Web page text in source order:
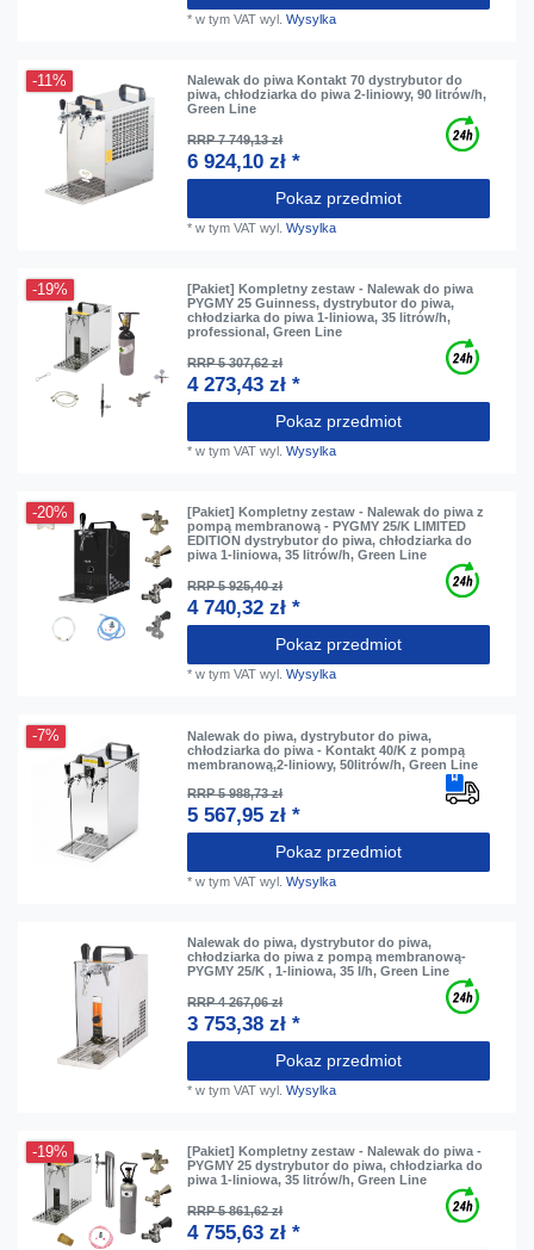
*w tym VAT wyl.Wysylka
-11%
Nalewak do piwa Kontakt 70 dystrybutor do
piwa, chłodziarka do piwa 2-liniowy, 90 litrów/h,
Green Line
RRP 7 749,13 zł
6 924,10 zł *
Pokaz przedmiot
*w tym VAT wyl.Wysylka
-19%
[Pakiet] Kompletny zestaw - Nalewak do piwa
PYGMY 25 Guinness, dystrybutor do piwa,
chłodziarka do piwa 1-liniowa, 35 litrów/h,
professional, Green Line
RRP 5 307,62 zł
4 273,43 zł *
Pokaz przedmiot
*w tym VAT wyl.Wysylka
-20%
[Pakiet] Kompletny zestaw - Nalewak do piwa z
pompą membranową - PYGMY 25/K LIMITED
EDITION dystrybutor do piwa, chłodziarka do
piwa 1-liniowa, 35 litrów/h, Green Line
RRP 5 925,40 zł
4 740,32 zł *
Pokaz przedmiot
*w tym VAT wyl.Wysylka
-7%
Nalewak do piwa, dystrybutor do piwa,
chłodziarka do piwa - Kontakt 40/K z pompą
membranową,2-liniowy, 50litrów/h, Green Line
RRP 5 988,73 zł
5 567,95 zł *
Pokaz przedmiot
*w tym VAT wyl.Wysylka
Nalewak do piwa, dystrybutor do piwa,
chłodziarka do piwa z pompą membranową-
PYGMY 25/K , 1-liniowa, 35 l/h, Green Line
RRP 4 267,06 zł
3 753,38 zł *
Pokaz przedmiot
*w tym VAT wyl.Wysylka
-19%
[Pakiet] Kompletny zestaw - Nalewak do piwa -
PYGMY 25 dystrybutor do piwa, chłodziarka do
piwa 1-liniowa, 35 litrów/h, Green Line
RRP 5 861,62 zł
4 755,63 zł *